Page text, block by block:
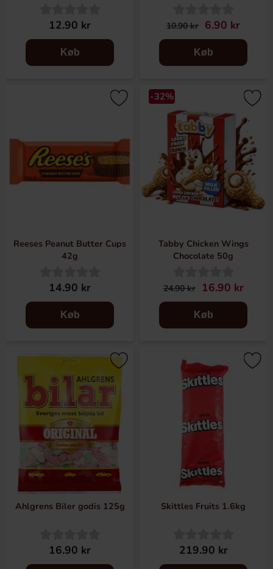
12.90 kr
Køb
10.90 kr 6.90 kr
Køb
Reeses Peanut Butter Cups
42g
14.90 kr
Køb
-32%
Tabby Chicken Wings
Chocolate 50g
24.90 kr 16.90 kr
Køb
Ahlgrens Biler godis 125g
16.90 kr
Skittles Fruits 1.6kg
219.90 kr